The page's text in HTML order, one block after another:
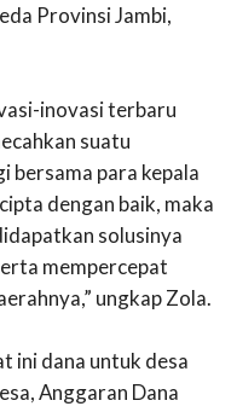
Provinsi Jambi,
inovasi terbaru
suatu
bersama para kepala
dengan baik, maka
solusinya
mempercepat
ungkap Zola.
ini dana untuk desa
Anggaran Dana